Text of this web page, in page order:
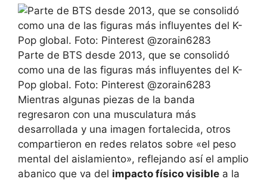
Parte de BTS desde 2013, que se consolidó
como una de las figuras más influyentes del K-
Pop global. Foto: Pinterest @zorain6283
Mientras algunas piezas de la banda
regresaron con una musculatura más
desarrollada y una imagen fortalecida, otros
compartieron en redes relatos sobre «el peso
mental del aislamiento», reflejando así el amplio
abanico que va del impacto físico visible a la